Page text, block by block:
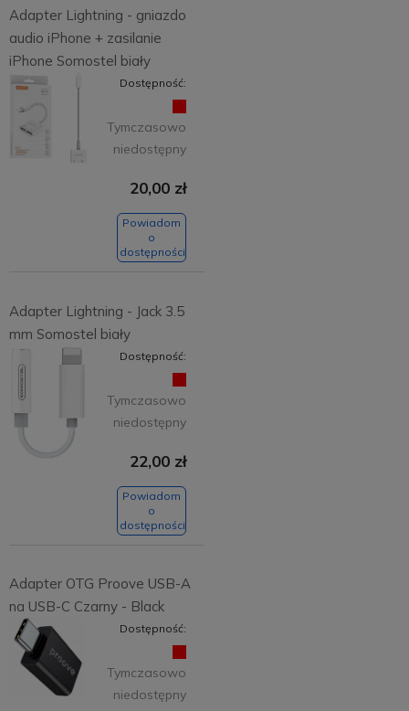
Adapter Lightning - gniazdo
audio iPhone + zasilanie
iPhone Somostel biały
Dostępność:
Tymczasowo
niedostępny
20,00 zł
Powiadom
o
dostępności
Adapter Lightning - Jack 3.5
mm Somostel biały
Dostępność:
Tymczasowo
niedostępny
22,00 zł
Powiadom
o
dostępności
Adapter OTG Proove USB-A
na USB-C Czarny - Black
Dostępność:
Tymczasowo
niedostępny